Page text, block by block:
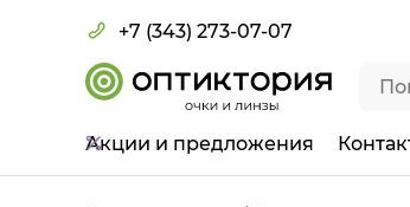
+7 (343) 273-07-07
Акции и предложения